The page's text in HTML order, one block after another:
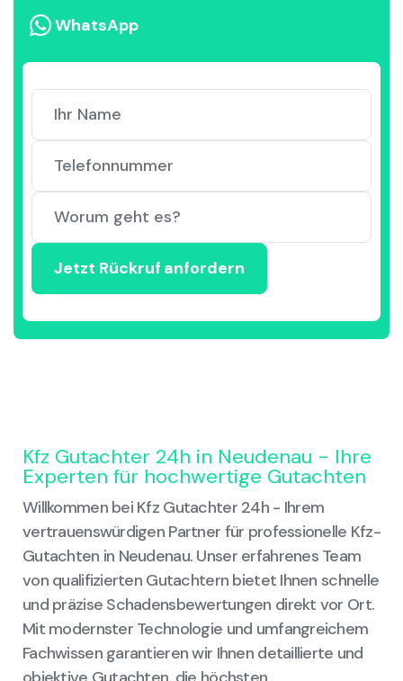
WhatsApp
Kfz Gutachter 24h in Neudenau - Ihre
Experten für hochwertige Gutachten
Willkommen bei Kfz Gutachter 24h - Ihrem
vertrauenswürdigen Partner für professionelle Kfz-
Gutachten in Neudenau. Unser erfahrenes Team
von qualifizierten Gutachtern bietet Ihnen schnelle
und präzise Schadensbewertungen direkt vor Ort.
Mit modernster Technologie und umfangreichem
Fachwissen garantieren wir Ihnen detaillierte und